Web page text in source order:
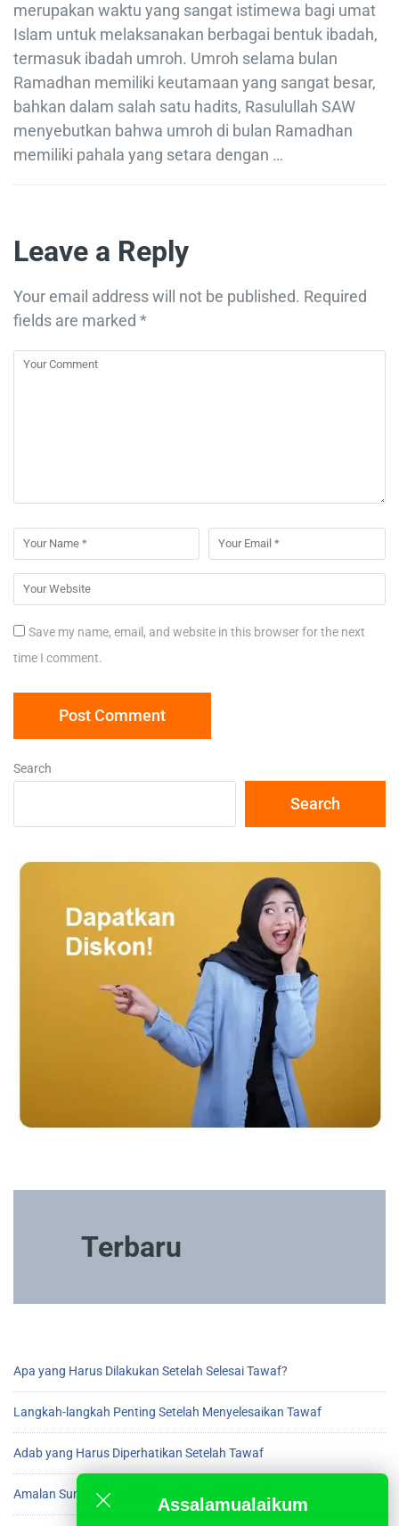
merupakan waktu yang sangat istimewa bagi umat
Islam untuk melaksanakan berbagai bentuk ibadah,
termasuk ibadah umroh. Umroh selama bulan
Ramadhan memiliki keutamaan yang sangat besar,
bahkan dalam salah satu hadits, Rasulullah SAW
menyebutkan bahwa umroh di bulan Ramadhan
memiliki pahala yang setara dengan …
Leave a Reply
Your email address will not be published. Required
fields are marked *
Save my name, email, and website in this browser for the next
time I comment.
Search
Search
Terbaru
Apa yang Harus Dilakukan Setelah Selesai Tawaf?
Langkah-langkah Penting Setelah Menyelesaikan Tawaf
Adab yang Harus Diperhatikan Setelah Tawaf
Amalan Sunnah Setelah Beres Tawaf di Ka’bah
Assalamualaikum